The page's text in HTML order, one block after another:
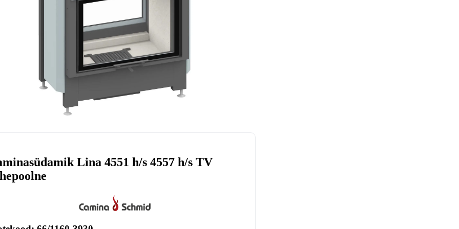
Lina 4551 h/s 4557 h/s TV